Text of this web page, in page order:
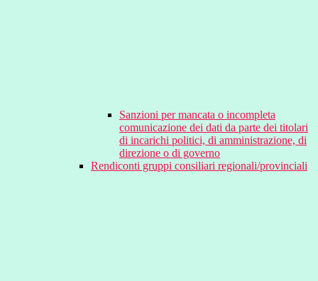
Sanzioni per mancata o incompleta
comunicazione dei dati da parte dei titolari
di incarichi politici, di amministrazione, di
direzione o di governo
Rendiconti gruppi consiliari regionali/provinciali